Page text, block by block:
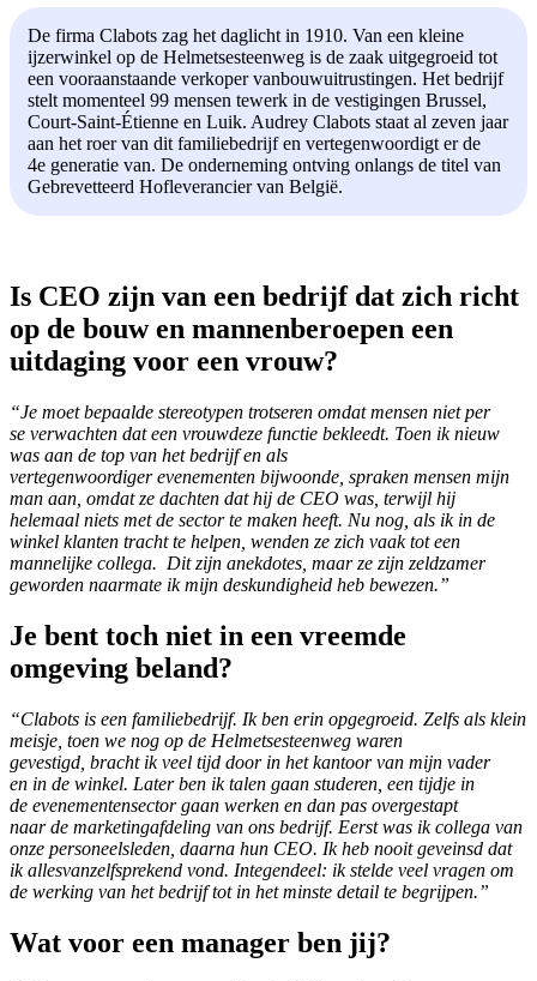
De firma Clabots zag het daglicht in 1910. Van een kleine
ijzerwinkel op de Helmetsesteenweg is de zaak uitgegroeid tot
een vooraanstaande verkoper vanbouwuitrustingen. Het bedrijf
stelt momenteel 99 mensen tewerk in de vestigingen Brussel,
Court-Saint-Étienne en Luik. Audrey Clabots staat al zeven jaar
aan het roer van dit familiebedrijf en vertegenwoordigt er de
4e generatie van. De onderneming ontving onlangs de titel van
Gebrevetteerd Hofleverancier van België.
Is CEO zijn van een bedrijf dat zich richt
op de bouw en mannenberoepen een
uitdaging voor een vrouw?
“Je moet bepaalde stereotypen trotseren omdat mensen niet per
se verwachten dat een vrouwdeze functie bekleedt. Toen ik nieuw
was aan de top van het bedrijf en als
vertegenwoordiger evenementen bijwoonde, spraken mensen mijn
man aan, omdat ze dachten dat hij de CEO was, terwijl hij
helemaal niets met de sector te maken heeft. Nu nog, als ik in de
winkel klanten tracht te helpen, wenden ze zich vaak tot een
mannelijke collega. Dit zijn anekdotes, maar ze zijn zeldzamer
geworden naarmate ik mijn deskundigheid heb bewezen.”
Je bent toch niet in een vreemde
omgeving beland?
“Clabots is een familiebedrijf. Ik ben erin opgegroeid. Zelfs als klein
meisje, toen we nog op de Helmetsesteenweg waren
gevestigd, bracht ik veel tijd door in het kantoor van mijn vader
en in de winkel. Later ben ik talen gaan studeren, een tijdje in
de evenementensector gaan werken en dan pas overgestapt
naar de marketingafdeling van ons bedrijf. Eerst was ik collega van
onze personeelsleden, daarna hun CEO. Ik heb nooit geveinsd dat
ik allesvanzelfsprekend vond. Integendeel: ik stelde veel vragen om
de werking van het bedrijf tot in het minste detail te begrijpen.”
Wat voor een manager ben jij?